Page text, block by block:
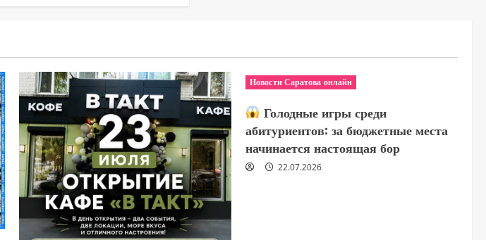
Новости Саратова онлайн
Голодные игры среди
абитуриентов: за бюджетные места
начинается настоящая бор
22.07.2026